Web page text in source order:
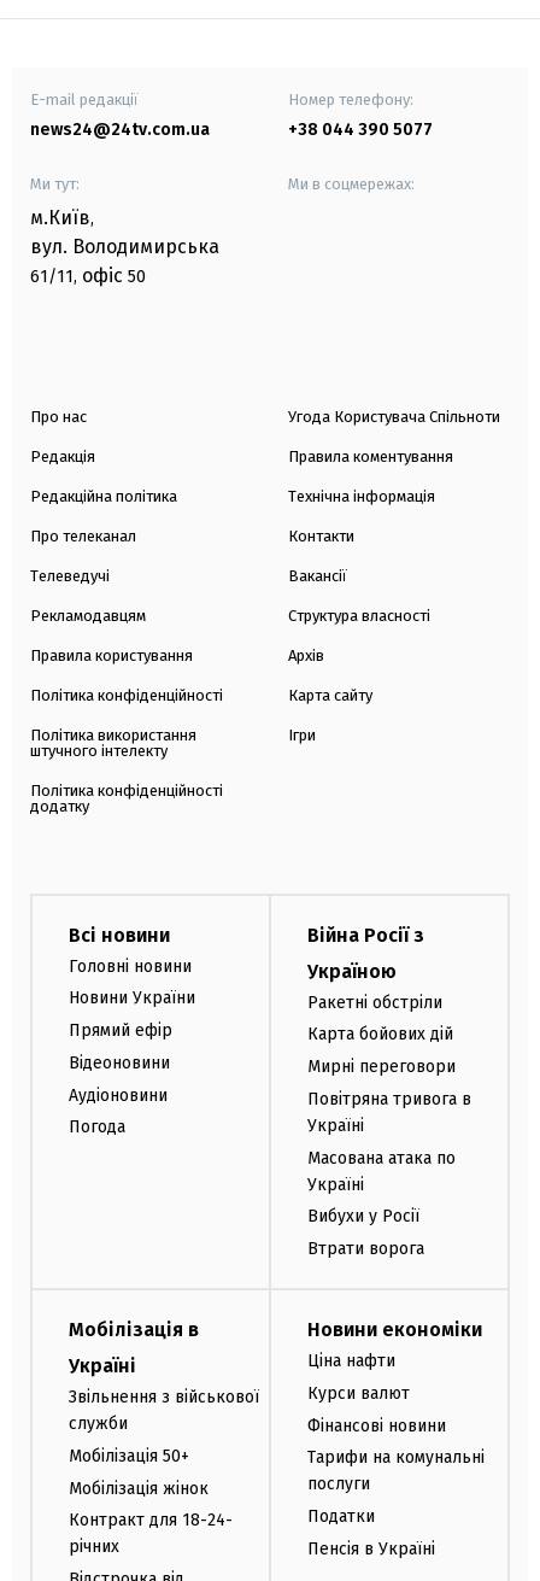
E-mail редакції
news24@24tv.com.ua
Номер телефону:
+38 044 390 5077
Ми тут:
м.Київ,
вул. Володимирська
61/11, офіс 50
Ми в соцмережах:
Про нас
Редакція
Редакційна політика
Про телеканал
Телеведучі
Рекламодавцям
Правила користування
Політика конфіденційності
Політика використання
штучного інтелекту
Політика конфіденційності
додатку
Угода Користувача Спільноти
Правила коментування
Технічна інформація
Контакти
Вакансії
Структура власності
Архів
Карта сайту
Ігри
Всі новини
Головні новини
Новини України
Прямий ефір
Відеоновини
Аудіоновини
Погода
Війна Росії з
Україною
Ракетні обстріли
Карта бойових дій
Мирні переговори
Повітряна тривога в
Україні
Масована атака по
Україні
Вибухи у Росії
Втрати ворога
Мобілізація в
Україні
Звільнення з військової
служби
Мобілізація 50+
Мобілізація жінок
Контракт для 18-24-
річних
Новини економіки
Ціна нафти
Курси валют
Фінансові новини
Тарифи на комунальні
послуги
Податки
Пенсія в Україні